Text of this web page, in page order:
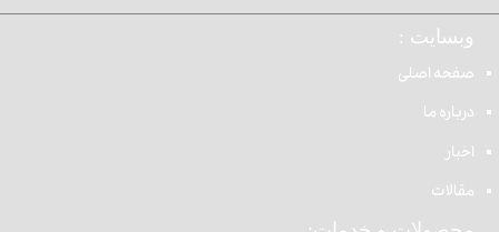
وبسایت :
صفحه اصلی
درباره ما
اخبار
مقالات